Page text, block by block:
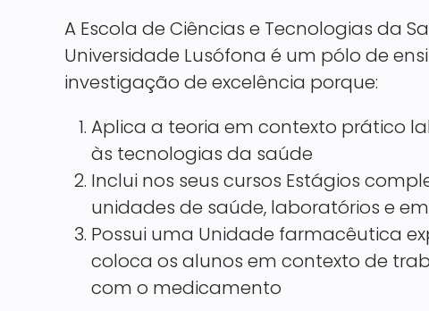
A Escola de Ciências e Tecnologias da
Universidade Lusófona é um pólo de
investigação de excelência porque:
Aplica a teoria em contexto prático
às tecnologias da saúde
Inclui nos seus cursos Estágios
unidades de saúde, laboratórios e
Possui uma Unidade farmacêutica
coloca os alunos em contexto de
com o medicamento